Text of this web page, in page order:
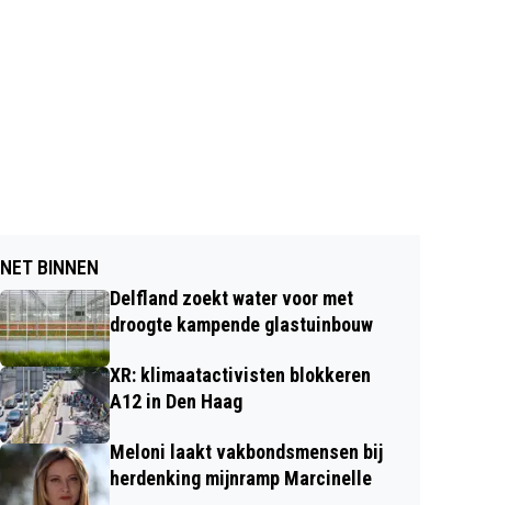
NET BINNEN
Delfland zoekt water voor met
droogte kampende glastuinbouw
XR: klimaatactivisten blokkeren
A12 in Den Haag
Meloni laakt vakbondsmensen bij
herdenking mijnramp Marcinelle